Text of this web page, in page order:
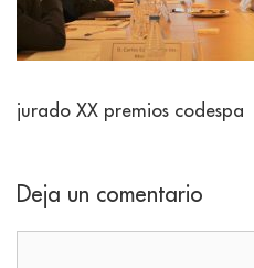
jurado XX premios codespa
Deja un comentario